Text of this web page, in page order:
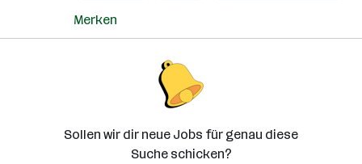
Merken
Sollen wir dir neue Jobs für genau diese
Suche schicken?